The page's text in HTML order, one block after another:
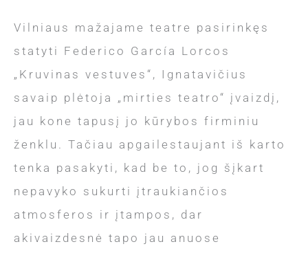
Vilniaus mažajame teatre pasirinkęs
statyti Federico García Lorcos
„Kruvinas vestuves“, Ignatavičius
savaip plėtoja „mirties teatro“ įvaizdį,
jau kone tapusį jo kūrybos firminiu
ženklu. Tačiau apgailestaujant iš karto
tenka pasakyti, kad be to, jog šįkart
nepavyko sukurti įtraukiančios
atmosferos ir įtampos, dar
akivaizdesnė tapo jau anuose